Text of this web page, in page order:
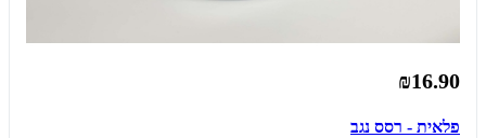
₪16.90
פלאית - רסס נגב